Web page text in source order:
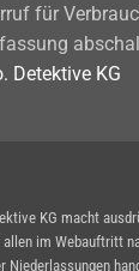
für
Detektive KG
KG macht
im Webauftritt
Niederlassungen